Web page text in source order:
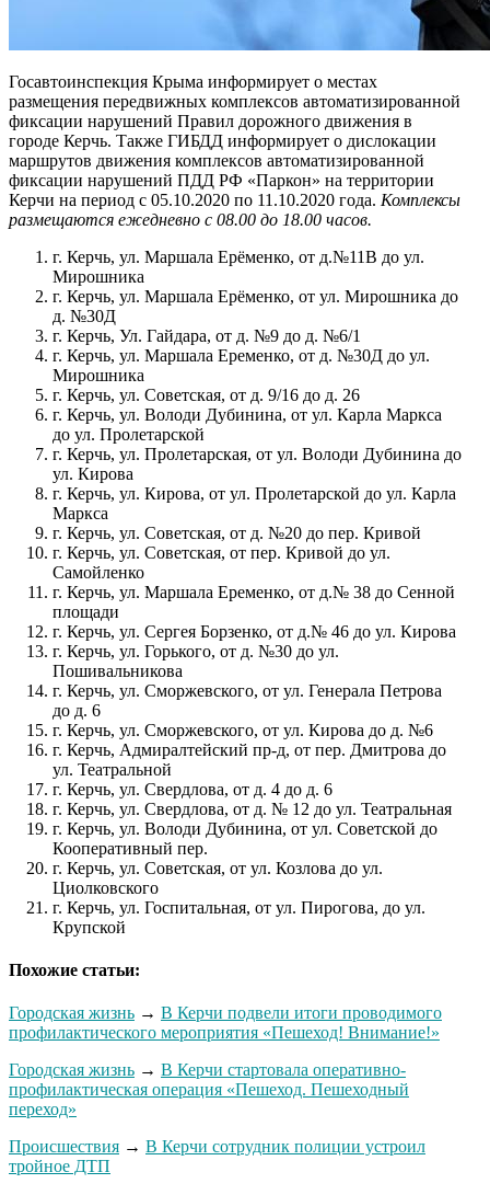
Госавтоинспекция Крыма информирует о местах
размещения передвижных комплексов автоматизированной
фиксации нарушений Правил дорожного движения в
городе Керчь. Также ГИБДД информирует о дислокации
маршрутов движения комплексов автоматизированной
фиксации нарушений ПДД РФ «Паркон» на территории
Керчи на период с 05.10.2020 по 11.10.2020 года. Комплексы
размещаются ежедневно с 08.00 до 18.00 часов.
г. Керчь, ул. Маршала Ерёменко, от д.№11В до ул.
Мирошника
г. Керчь, ул. Маршала Ерёменко, от ул. Мирошника до
д. №30Д
г. Керчь, Ул. Гайдара, от д. №9 до д. №6/1
г. Керчь, ул. Маршала Еременко, от д. №30Д до ул.
Мирошника
г. Керчь, ул. Советская, от д. 9/16 до д. 26
г. Керчь, ул. Володи Дубинина, от ул. Карла Маркса
до ул. Пролетарской
г. Керчь, ул. Пролетарская, от ул. Володи Дубинина до
ул. Кирова
г. Керчь, ул. Кирова, от ул. Пролетарской до ул. Карла
Маркса
г. Керчь, ул. Советская, от д. №20 до пер. Кривой
г. Керчь, ул. Советская, от пер. Кривой до ул.
Самойленко
г. Керчь, ул. Маршала Еременко, от д.№ 38 до Сенной
площади
г. Керчь, ул. Сергея Борзенко, от д.№ 46 до ул. Кирова
г. Керчь, ул. Горького, от д. №30 до ул.
Пошивальникова
г. Керчь, ул. Сморжевского, от ул. Генерала Петрова
до д. 6
г. Керчь, ул. Сморжевского, от ул. Кирова до д. №6
г. Керчь, Адмиралтейский пр-д, от пер. Дмитрова до
ул. Театральной
г. Керчь, ул. Свердлова, от д. 4 до д. 6
г. Керчь, ул. Свердлова, от д. № 12 до ул. Театральная
г. Керчь, ул. Володи Дубинина, от ул. Советской до
Кооперативный пер.
г. Керчь, ул. Советская, от ул. Козлова до ул.
Циолковского
г. Керчь, ул. Госпитальная, от ул. Пирогова, до ул.
Крупской
Похожие статьи:
Городская жизнь → В Керчи подвели итоги проводимого
профилактического мероприятия «Пешеход! Внимание!»
Городская жизнь → В Керчи стартовала оперативно-
профилактическая операция «Пешеход. Пешеходный
переход»
Происшествия → В Керчи сотрудник полиции устроил
тройное ДТП